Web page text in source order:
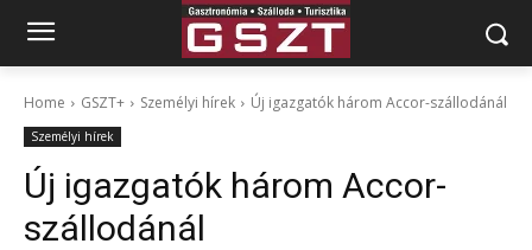
Home GSZT+ Személyi hírek Új igazgatók három Accor-szállodánál
Személyi hírek
Új igazgatók három Accor-
szállodánál